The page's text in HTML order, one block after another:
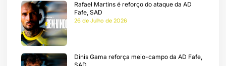
Rafael Martins é reforço do ataque da AD
Fafe, SAD
26 de Julho de 2026
Dinis Gama reforça meio-campo da AD Fafe,